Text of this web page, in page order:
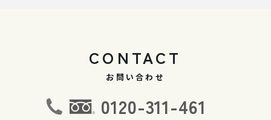
CONTACT
お問い合わせ
0120-311-461